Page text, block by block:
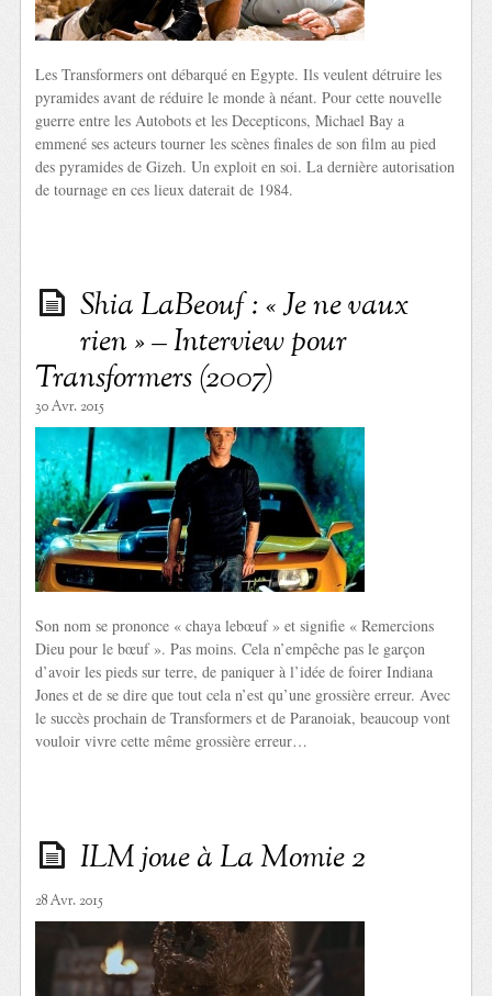
Les Transformers ont débarqué en Egypte. Ils veulent détruire les
pyramides avant de réduire le monde à néant. Pour cette nouvelle
guerre entre les Autobots et les Decepticons, Michael Bay a
emmené ses acteurs tourner les scènes finales de son film au pied
des pyramides de Gizeh. Un exploit en soi. La dernière autorisation
de tournage en ces lieux daterait de 1984.
Shia LaBeouf : « Je ne vaux
rien » – Interview pour
Transformers (2007)
30 Avr. 2015
Son nom se prononce « chaya lebœuf » et signifie « Remercions
Dieu pour le bœuf ». Pas moins. Cela n’empêche pas le garçon
d’avoir les pieds sur terre, de paniquer à l’idée de foirer Indiana
Jones et de se dire que tout cela n’est qu’une grossière erreur. Avec
le succès prochain de Transformers et de Paranoiak, beaucoup vont
vouloir vivre cette même grossière erreur…
ILM joue à La Momie 2
28 Avr. 2015